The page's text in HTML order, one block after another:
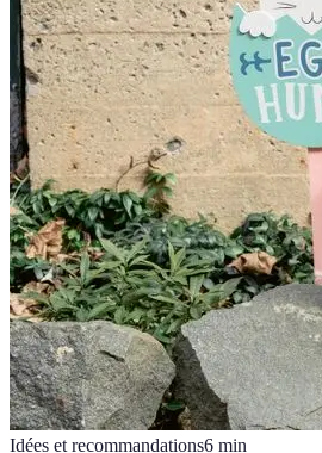
Idées et recommandations6 min